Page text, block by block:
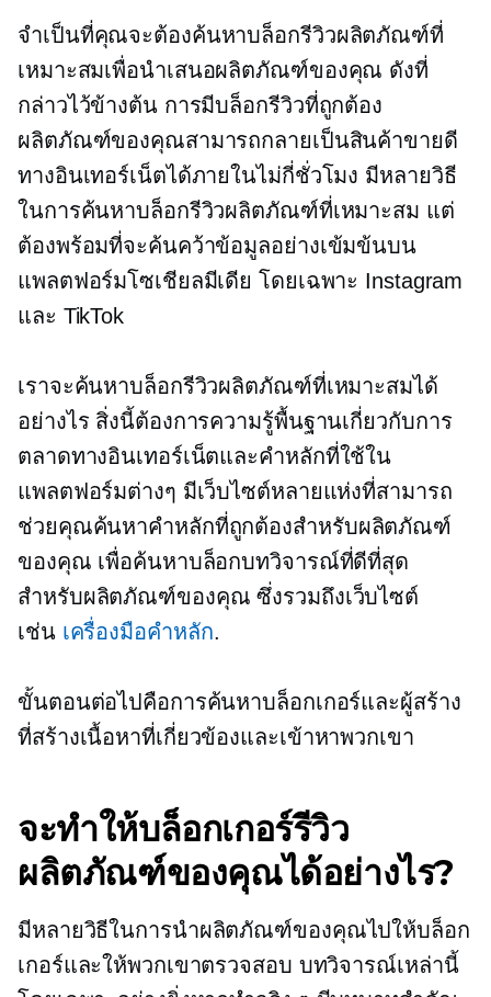
จำเป็นที่คุณจะต้องค้นหาบล็อกรีวิวผลิตภัณฑ์ที่
เหมาะสมเพื่อนำเสนอผลิตภัณฑ์ของคุณ ดังที่
กล่าวไว้ข้างต้น การมีบล็อกรีวิวที่ถูกต้อง
ผลิตภัณฑ์ของคุณสามารถกลายเป็นสินค้าขายดี
ทางอินเทอร์เน็ตได้ภายในไม่กี่ชั่วโมง มีหลายวิธี
ในการค้นหาบล็อกรีวิวผลิตภัณฑ์ที่เหมาะสม แต่
ต้องพร้อมที่จะค้นคว้าข้อมูลอย่างเข้มข้นบน
แพลตฟอร์มโซเชียลมีเดีย โดยเฉพาะ Instagram
และ TikTok
เราจะค้นหาบล็อกรีวิวผลิตภัณฑ์ที่เหมาะสมได้
อย่างไร สิ่งนี้ต้องการความรู้พื้นฐานเกี่ยวกับการ
ตลาดทางอินเทอร์เน็ตและคำหลักที่ใช้ใน
แพลตฟอร์มต่างๆ มีเว็บไซต์หลายแห่งที่สามารถ
ช่วยคุณค้นหาคำหลักที่ถูกต้องสำหรับผลิตภัณฑ์
ของคุณ เพื่อค้นหาบล็อกบทวิจารณ์ที่ดีที่สุด
สำหรับผลิตภัณฑ์ของคุณ ซึ่งรวมถึงเว็บไซต์
เช่น เครื่องมือคำหลัก.
ขั้นตอนต่อไปคือการค้นหาบล็อกเกอร์และผู้สร้าง
ที่สร้างเนื้อหาที่เกี่ยวข้องและเข้าหาพวกเขา
จะทำให้บล็อกเกอร์รีวิว
ผลิตภัณฑ์ของคุณได้อย่างไร?
มีหลายวิธีในการนำผลิตภัณฑ์ของคุณไปให้บล็อก
เกอร์และให้พวกเขาตรวจสอบ บทวิจารณ์เหล่านี้